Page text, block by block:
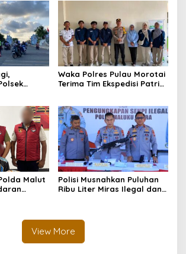
Berlalu
Waka Polres Pulau Morotai
Terima Tim Ekspedisi Patriot
Wilayah Morotai
Malut
Polisi Musnahkan Puluhan
Ribu Liter Miras Ilegal dan
View More